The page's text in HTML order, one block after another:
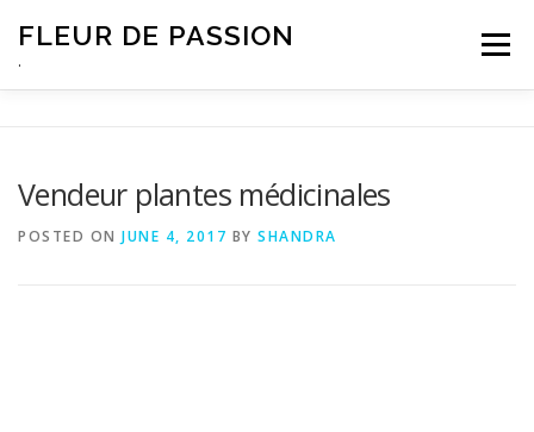
FLEUR DE PASSION
.
Menu
Vendeur plantes médicinales
POSTED ON JUNE 4, 2017 BY SHANDRA